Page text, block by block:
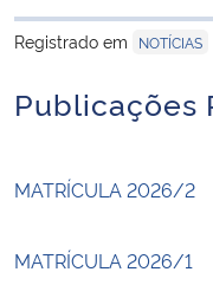
Ministério do Meio Ambiente
Ministério do Turismo
Registrado em
NOTÍCIAS
Publicações
MATRÍCULA 2026/2
MATRÍCULA 2026/1